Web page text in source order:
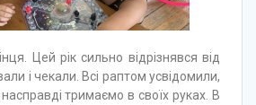
Цей рік сильно відрізнявся від
і чекали. Всі раптом усвідомили,
тримаємо в своїх руках. В